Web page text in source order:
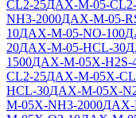
CL2-25ДАХ-М-05-
NH3-2000ДАХ-М-05-
10ДАХ-М-05-NO-100
20ДАХ-М-05-HCL-30
1500ДАХ-М-05Х-H2S-
CL2-25ДАХ-М-05Х-
HCL-30ДАХ-М-05Х-
М-05Х-NH3-2000ДАХ-